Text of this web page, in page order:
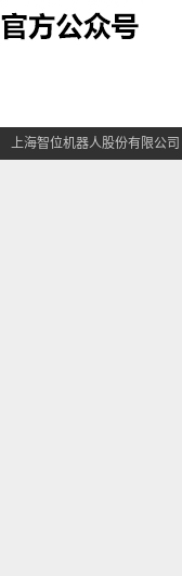
上海智位机器人股份有限公司